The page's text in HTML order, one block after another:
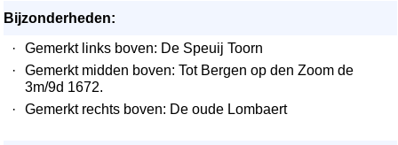
Bijzonderheden:
·
Gemerkt links boven: De Speuij Toorn
·
Gemerkt midden boven: Tot Bergen op den Zoom de
3m/9d 1672.
·
Gemerkt rechts boven: De oude Lombaert